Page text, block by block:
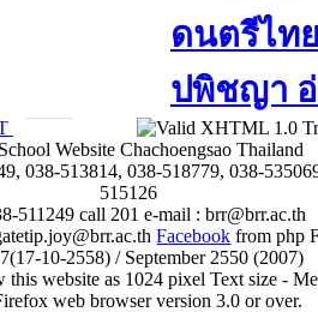
ดนตรีไท
ปพิชญา​ อ่
Website Chachoengsao Thailand
038-513814, 038-518779, 038-
515126
511249 call 201 e-mail : brr@brr.ac.th
Facebook from php
10-2558) / September 2550 (2007)
this website as 1024 pixel Text size -
web browser version 3.0 or over.